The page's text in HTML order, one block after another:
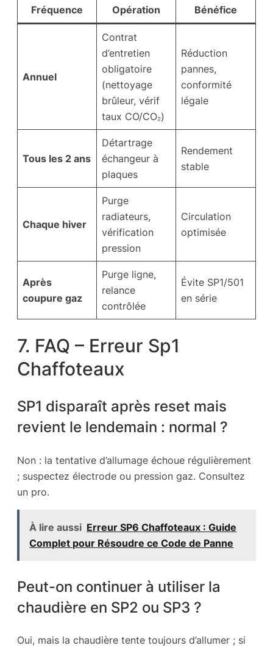
Fréquence Opération Bénéfice
Annuel
Contrat
d’entretien
obligatoire
(nettoyage
brûleur, vérif
taux CO/CO₂)
Réduction
pannes,
conformité
légale
Tous les 2 ans
Détartrage
échangeur à
plaques
Rendement
stable
Chaque hiver
Purge
radiateurs,
vérification
pression
Circulation
optimisée
Après
coupure gaz
Purge ligne,
relance
contrôlée
Évite SP1/501
en série
7. FAQ – Erreur Sp1
Chaffoteaux
SP1 disparaît après reset mais
revient le lendemain : normal ?
Non : la tentative d’allumage échoue régulièrement
; suspectez électrode ou pression gaz. Consultez
un pro.
À lire aussi Erreur SP6 Chaffoteaux : Guide
Complet pour Résoudre ce Code de Panne
Peut-on continuer à utiliser la
chaudière en SP2 ou SP3 ?
Oui, mais la chaudière tente toujours d’allumer ; si